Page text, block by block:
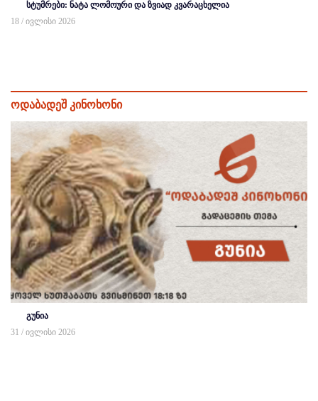
სტუმრები: ნატა ლომოური და ზვიად კვარაცხელია
18 / ივლისი 2026
ოდაბადეშ კინოხონი
გუნია
31 / ივლისი 2026